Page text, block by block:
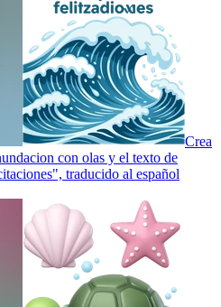
Crea
con olas y el texto de
traducido al español